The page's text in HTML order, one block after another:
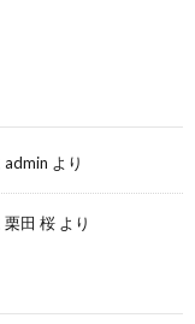
admin より
栗田 桜 より